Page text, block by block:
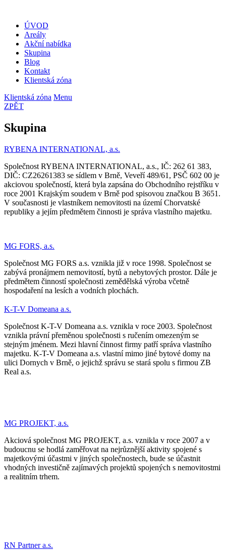
ÚVOD
Areály
Akční nabídka
Skupina
Blog
Kontakt
Klientská zóna
Klientská zóna Menu
ZPĚT
Skupina
RYBENA INTERNATIONAL, a.s.
Společnost RYBENA INTERNATIONAL, a.s., IČ: 262 61 383,
DIČ: CZ26261383 se sídlem v Brně, Veveří 489/61, PSČ 602 00 je
akciovou společností, která byla zapsána do Obchodního rejstříku v
roce 2001 Krajským soudem v Brně pod spisovou značkou B 3651.
V současnosti je vlastníkem nemovitosti na území Chorvatské
republiky a jejím předmětem činnosti je správa vlastního majetku.
MG FORS, a.s.
Společnost MG FORS a.s. vznikla již v roce 1998. Společnost se
zabývá pronájmem nemovitostí, bytů a nebytových prostor. Dále je
předmětem činností společnosti zemědělská výroba včetně
hospodaření na lesích a vodních plochách.
K-T-V Domeana a.s.
Společnost K-T-V Domeana a.s. vznikla v roce 2003. Společnost
vznikla právní přeměnou společnosti s ručením omezeným se
stejným jménem. Mezi hlavní činnost firmy patří správa vlastního
majetku. K-T-V Domeana a.s. vlastní mimo jiné bytové domy na
ulici Dornych v Brně, o jejichž správu se stará spolu s firmou ZB
Real a.s.
MG PROJEKT, a.s.
Akciová společnost MG PROJEKT, a.s. vznikla v roce 2007 a v
budoucnu se hodlá zaměřovat na nejrůznější aktivity spojené s
majetkovými účastmi v jiných společnostech, bude se účastnit
vhodných investičně zajímavých projektů spojených s nemovitostmi
a realitním trhem.
RN Partner a.s.